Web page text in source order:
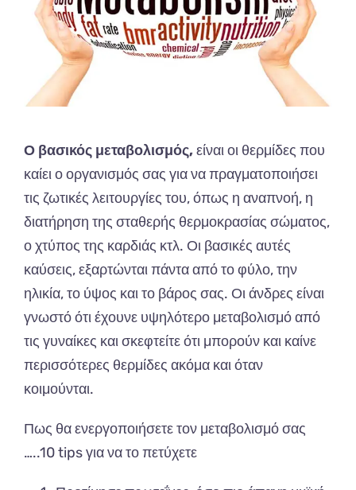
Ο βασικός μεταβολισμός,είναι οι θερμίδες που
καίει ο οργανισμός σας για να πραγματοποιήσει
τις ζωτικές λειτουργίες του, όπως η αναπνοή, η
διατήρηση της σταθερής θερμοκρασίας σώματος,
ο χτύπος της καρδιάς κτλ. Οι βασικές αυτές
καύσεις, εξαρτώνται πάντα από το φύλο, την
ηλικία, το ύψος και το βάρος σας. Οι άνδρες είναι
γνωστό ότι έχουνε υψηλότερο μεταβολισμό από
τις γυναίκες και σκεφτείτε ότι μπορούν και καίνε
περισσότερες θερμίδες ακόμα και όταν
κοιμούνται.
Πως θα ενεργοποιήσετε τον μεταβολισμό σας
…..10 tips για να το πετύχετε